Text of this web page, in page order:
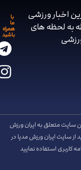
اخبار ورزشی
به لحظه های
همراه
باشید
متعلق به ایران ورزش
سایت ایران ورزش مدیا در
استفاده نمایید